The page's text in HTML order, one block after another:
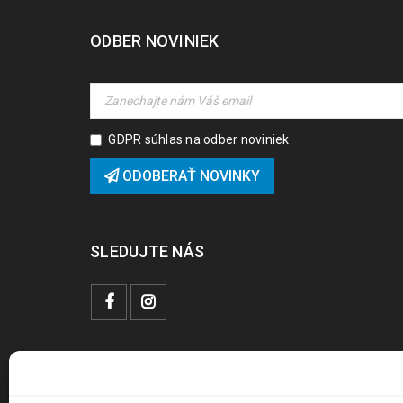
ODBER NOVINIEK
GDPR súhlas na odber noviniek
ODOBERAŤ NOVINKY
SLEDUJTE NÁS